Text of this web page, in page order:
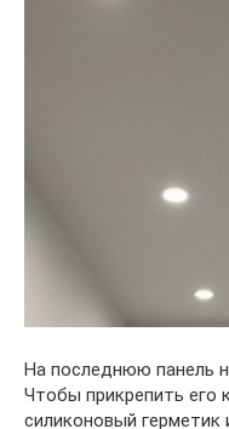
На последнюю панель
Чтобы прикрепить его
силиконовый